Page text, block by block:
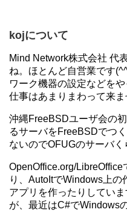
kojについて
Mind Network株式会社 代
ね。ほとんど自営業です
ワーク機器の設定などを
仕事はあまりまわって来ま
沖縄FreeBSDユーザ会の
るサーバをFreeBSDでつ
ないのでOFUGのサーバく
OpenOffice.org/
り、AutoItでWindows上の
アプリを作ったりしてい
が、最近はC#でWindows